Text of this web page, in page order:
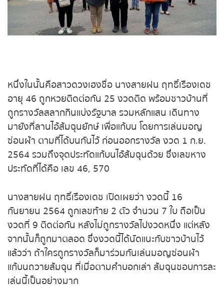
ถ่ายทอดสดหวยญีปุ่น
ถ่ายทอดสดหวยกัมพูชา
หวยหุ้นสด
หวยหุ้นไทย เย็น
หวยหุ้นเกาหลี
หวยหุ้นนิเคอิ บ่าย
หวยหุ้นฮั่งเส็ง เช้า
หวยหุ้นฮั่งเส็ง บ่าย
หนึ่งในนั้นคือสาวดวงเฮงชื่อ นางสายฝน ฤทธิ์เรือง
เดช อายุ 46 ถูกหวยติดต่อกัน 25 งวดติด พร้อมชาว
บ้านที่ถูกรางวัลสลากกินแบ่งรัฐบาล รวมหลักแสน เดิน
ทางมายังที่ลานไอ้ส้มฉุนยักษ์ เพื่อแก้บน โดยการเล่น
มอญซ่อนผ้า ตามที่ได้บนกันไว้ ก่อนออกรางวัล งวด 1
ก.ย. 2564 รวมถึงจุดประทัดแก้บนไอ้ส้มฉุนด้วย ซึ่งเลข
หางประทัดที่ได้คือ เลข 46, 570
นางสายฝน ฤทธิ์เรืองเดช เปิดเผยว่า งวดนี้ 16
กันยายน 2564 ถูกเลขท้าย 2 ตัว จำนวน 7 ใบ ถือเป็น
งวดที่ 9 ติดต่อกัน หลังไม่ถูกรางวัลไปงวดหนึ่ง แต่
หลังจากนั้นก็ถูกมาตลอด ซึ่งงวดนี้ได้นัดแนะกับชาว
บ้านไว้แล้วว่า ถ้าใครถูกรางวัลก็มาร่วมกันเล่นมอญ
ซ่อนผ้าแก้บนถวายส้มฉุน ที่เมื่อตามคำบอกเล่า ส้มฉุน
ชอบการละเล่นนี้เป็นอย่างมาก